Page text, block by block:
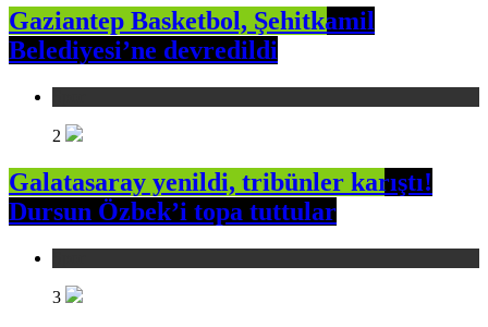
Gaziantep Basketbol, Şehitkamil
Belediyesi’ne devredildi
2
Galatasaray yenildi, tribünler karıştı!
Dursun Özbek’i topa tuttular
3